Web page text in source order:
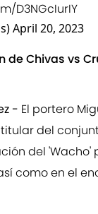
D3NGcIurIY
April 20, 2023
de Chivas vs
- El portero
del
del 'Wacho'
como en el